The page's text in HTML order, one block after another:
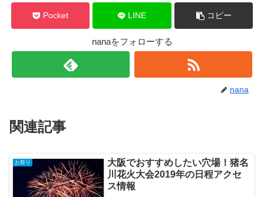
Pocket LINE コピー
nanaをフォローする
nana
関連記事
お祭り
大阪でおすすめしたい穴場！猪名
川花火大会2019年の日程アクセ
ス情報